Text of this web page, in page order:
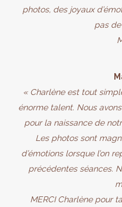
photos, des joyaux
pas
« Charlène est tout
énorme talent. Nous
pour la naissance de
Les photos sont
d’émotions lorsque l’on
précédentes séances.
MERCI Charlène pour